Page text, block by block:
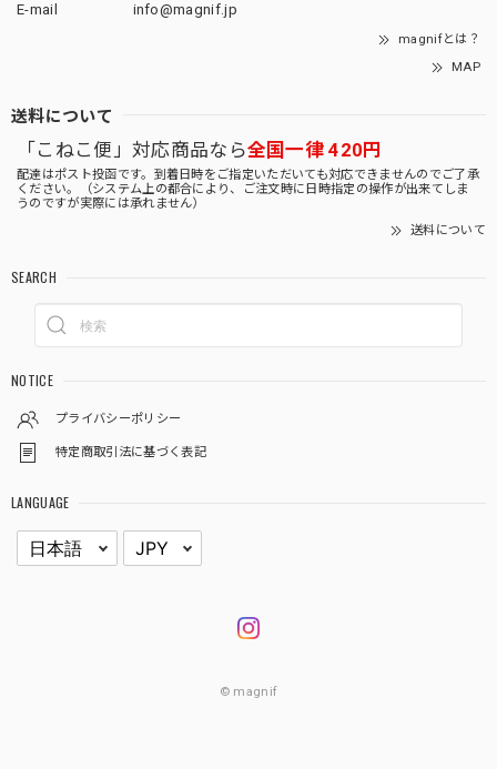
E-mail
info@magnif.jp
magnifとは？
MAP
送料について
「こねこ便」対応商品なら全国一律 420円
配達はポスト投函です。到着日時をご指定いただいても対応できませんのでご了承
ください。（システム上の都合により、ご注文時に日時指定の操作が出来てしま
うのですが実際には承れません）
送料について
SEARCH
NOTICE
プライバシーポリシー
特定商取引法に基づく表記
LANGUAGE
© magnif